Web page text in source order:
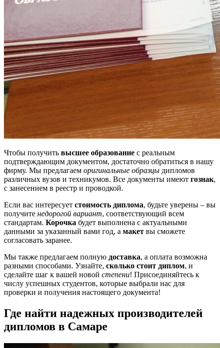
Чтобы получить высшее образование с реальным
подтверждающим документом, достаточно обратиться в нашу
фирму. Мы предлагаем оригинальные образцы дипломов
различных вузов и техникумов. Все документы имеют гознак,
с занесением в реестр и проводкой.
Если вас интересует стоимость диплома, будьте уверены – вы
получите недорогой вариант, соответствующий всем
стандартам. Корочка будет выполнена с актуальными
данными за указанный вами год, а макет вы сможете
согласовать заранее.
Мы также предлагаeм полную доставка, а оплата возможна
разными способами. Узнайте, сколько стоит диплом, и
сделайте шаг к вашей новой степени! Присоединяйтесь к
числу успешных студентов, которые выбрали нас для
проверки и получения настоящего документа!
Где найти надежных производителей
дипломов в Самаре